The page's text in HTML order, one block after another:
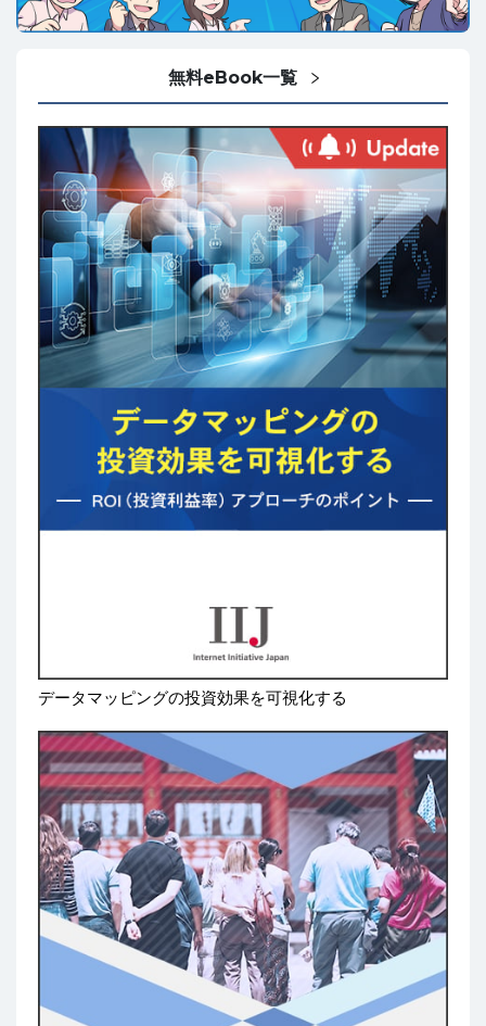
無料eBook一覧
データマッピングの投資効果を可視化する